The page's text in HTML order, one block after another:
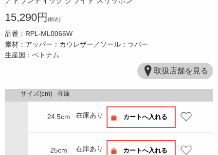
15,290円 (税込)
品番：RPL-ML0066W
素材：アッパー：カウレザー／ソール：ラバー
生産国：ベトナム
取扱店舗を見る
サイズ(cm) 在庫
24.5cm 在庫あり カートへ入れる
25cm 在庫あり カートへ入れる